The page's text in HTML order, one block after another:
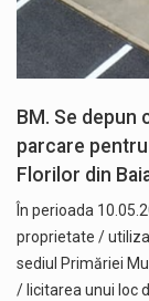
BM. Se
parcare
Florilor din
În perioada
proprietate /
sediul Primăriei
/ licitarea unui loc